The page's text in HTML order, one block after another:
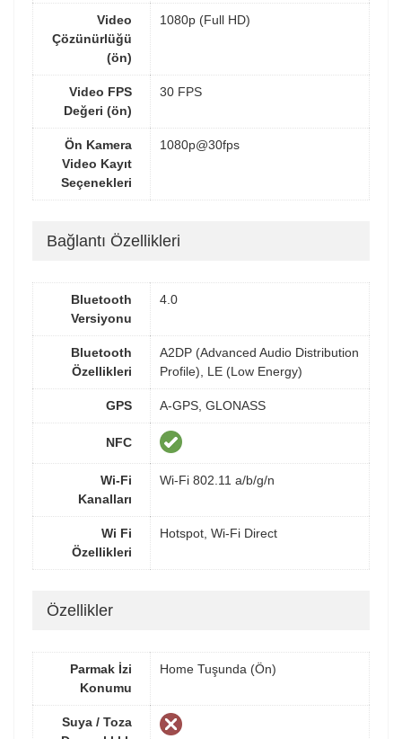
Video
Çözünürlüğü
(ön)
1080p (Full HD)
Video FPS
Değeri (ön)
30 FPS
Ön Kamera
Video Kayıt
Seçenekleri
1080p@30fps
Bağlantı Özellikleri
Bluetooth
Versiyonu
4.0
Bluetooth
Özellikleri
A2DP (Advanced Audio Distribution
Profile), LE (Low Energy)
GPS A-GPS, GLONASS
NFC
Wi-Fi
Kanalları
Wi-Fi 802.11 a/b/g/n
Wi Fi
Özellikleri
Hotspot, Wi-Fi Direct
Özellikler
Parmak İzi
Konumu
Home Tuşunda (Ön)
Suya / Toza